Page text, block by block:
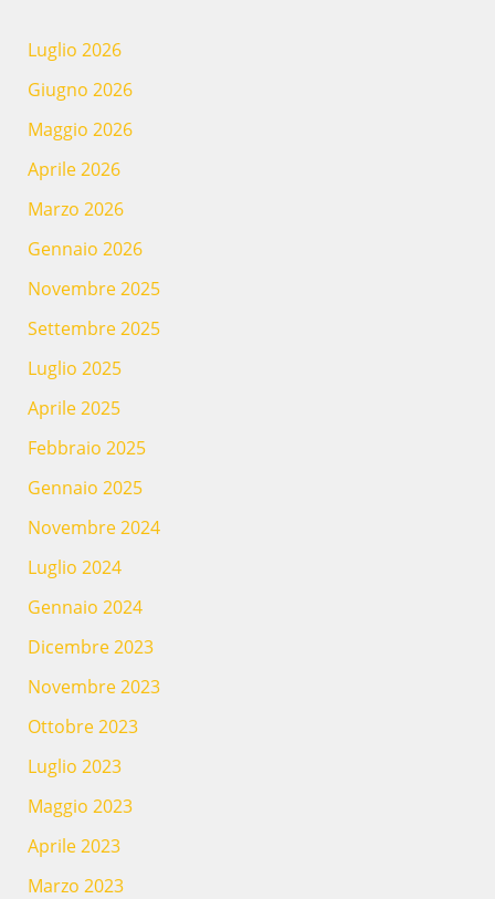
Luglio 2026
Giugno 2026
Maggio 2026
Aprile 2026
Marzo 2026
Gennaio 2026
Novembre 2025
Settembre 2025
Luglio 2025
Aprile 2025
Febbraio 2025
Gennaio 2025
Novembre 2024
Luglio 2024
Gennaio 2024
Dicembre 2023
Novembre 2023
Ottobre 2023
Luglio 2023
Maggio 2023
Aprile 2023
Marzo 2023